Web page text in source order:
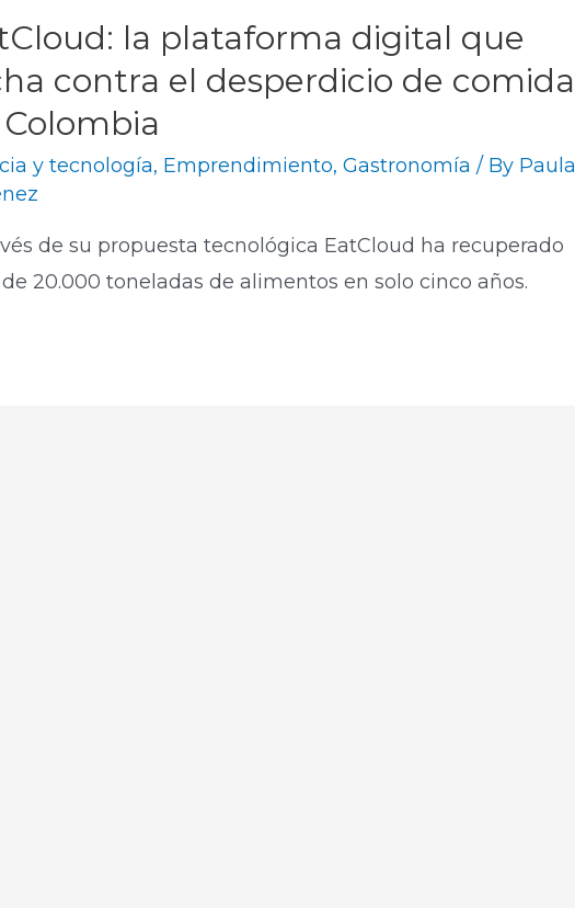
la plataforma digital que
contra el desperdicio de comida
y tecnología, Emprendimiento,Gastronomía / By Paula
de su propuesta tecnológica EatCloud ha recuperado
20.000 toneladas de alimentos en solo cinco años.​